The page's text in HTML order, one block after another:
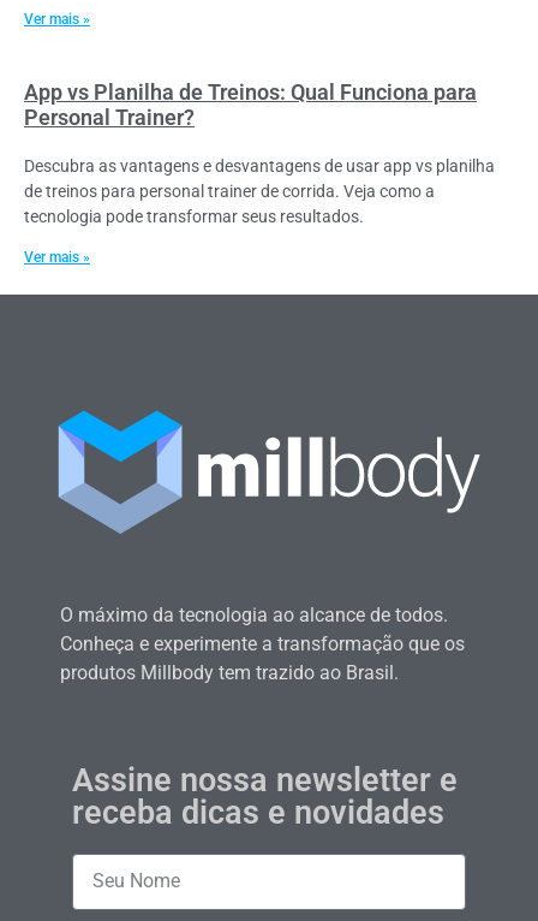
Ver mais »
App vs Planilha de Treinos: Qual Funciona para
Personal Trainer?
Descubra as vantagens e desvantagens de usar app vs planilha
de treinos para personal trainer de corrida. Veja como a
tecnologia pode transformar seus resultados.
Ver mais »
O máximo da tecnologia ao alcance de todos.
Conheça e experimente a transformação que os
produtos Millbody tem trazido ao Brasil.
Assine nossa newsletter e
receba dicas e novidades